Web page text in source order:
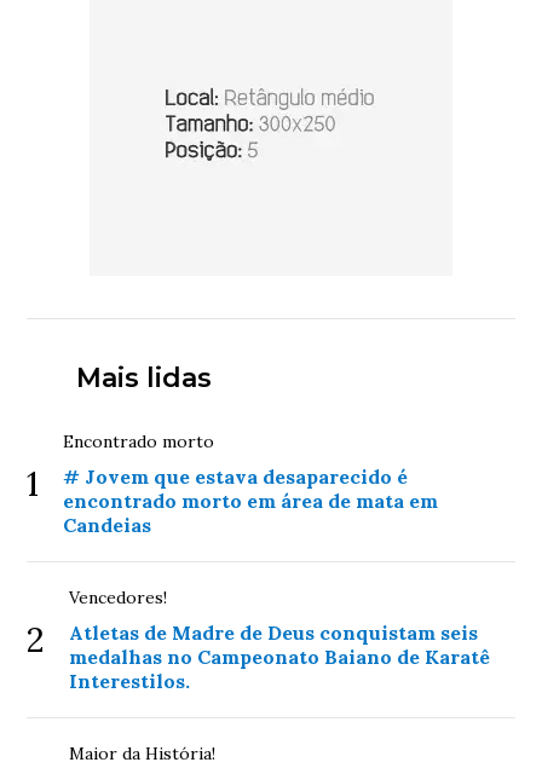
Mais lidas
1
Encontrado morto
# Jovem que estava desaparecido é
encontrado morto em área de mata em
Candeias
2
Vencedores!
Atletas de Madre de Deus conquistam seis
medalhas no Campeonato Baiano de Karatê
Interestilos.
Maior da História!